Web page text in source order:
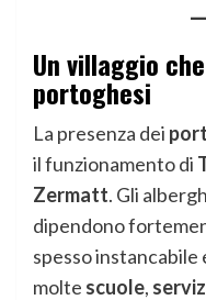
Un villaggio
portoghesi
La presenza dei
il funzionamento di
Zermatt. Gli
dipendono
spesso instancabile
molte scuole,